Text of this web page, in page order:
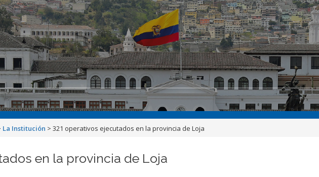
La Institución >321 operativos ejecutados en la provincia de Loja
en la provincia de Loja